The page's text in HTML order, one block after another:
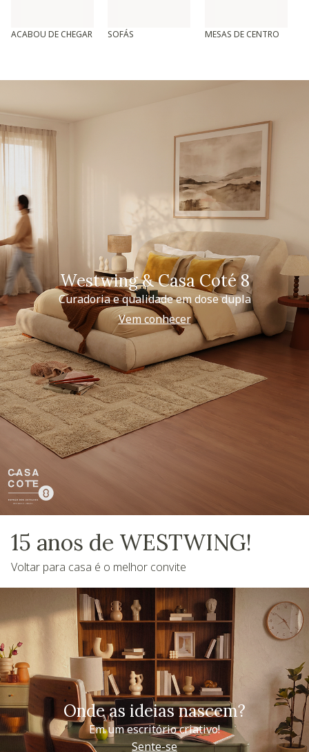
ACABOU DE CHEGAR SOFÁS MESAS DE CENTRO
Westwing & Casa Coté 8
Curadoria e qualidade em dose dupla
Vem conhecer
15 anos de WESTWING!
Voltar para casa é o melhor convite
Onde as ideias nascem?
Em um escritório criativo!
Sente-se